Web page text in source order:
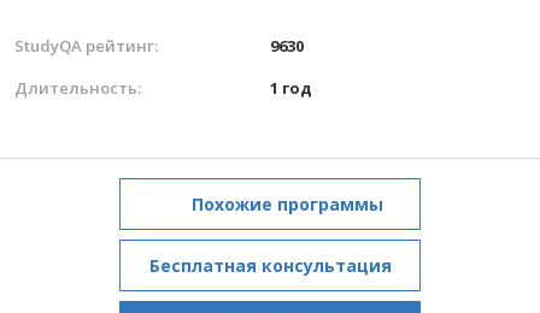
StudyQA рейтинг:
9630
Длительность:
1 год
Похожие программы
Бесплатная консультация